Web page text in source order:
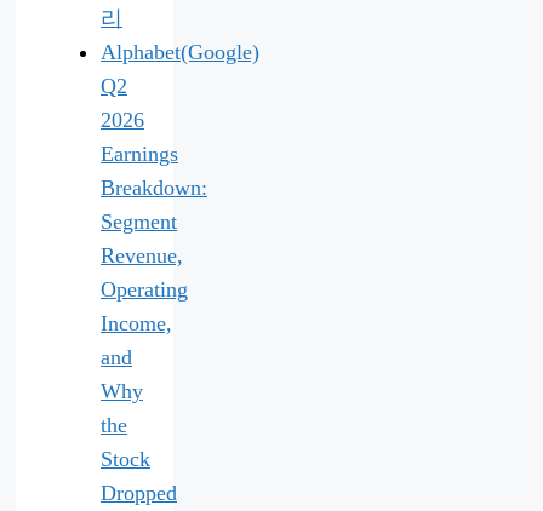
리
Alphabet(Google)
Q2
2026
Earnings
Breakdown:
Segment
Revenue,
Operating
Income,
and
Why
the
Stock
Dropped